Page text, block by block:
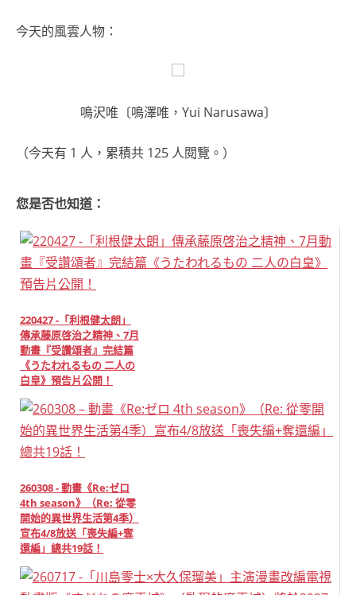
今天的風雲人物：
鳴沢唯〔鳴澤唯，Yui Narusawa〕
（今天有 1 人，累積共 125 人閱覽。）
您是否也知道：
220427 -「利根健太朗」
傳承藤原啓治之精神、7月
動畫『受讚頌者』完結篇
《うたわれるもの 二人の
白皇》預告片公開！
260308 - 動畫《Re:ゼロ
4th season》（Re: 從零
開始的異世界生活第4季）
宣布4/8放送「喪失編+奪
還編」總共19話！